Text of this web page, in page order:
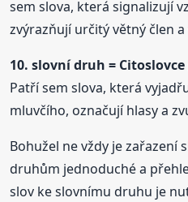
sem slova, která signalizují
zvýrazňují určitý větný člen
10. slovní druh = Citoslovce
Patří sem slova, která
mluvčího, označují hlasy a
Bohužel ne vždy je zařazení
druhům jednoduché a
slov ke slovnímu druhu je